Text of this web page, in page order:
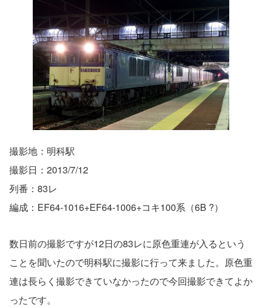
撮影地：明科駅
撮影日：2013/7/12
列番：83レ
編成：EF64-1016+EF64-1006+コキ100系（6B ?）
数日前の撮影ですが12日の83レに原色重連が入るという
ことを聞いたので明科駅に撮影に行って来ました。原色重
連は長らく撮影できていなかったので今回撮影できてよか
ったです。